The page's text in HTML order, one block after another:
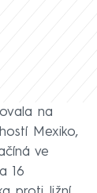
na
Mexiko,
ve
16